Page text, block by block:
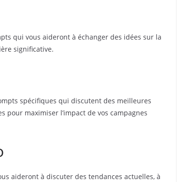
qui vous aideront à échanger des idées sur la
significative.
spécifiques qui discutent des meilleures
pour maximiser l’impact de vos campagnes
aideront à discuter des tendances actuelles, à